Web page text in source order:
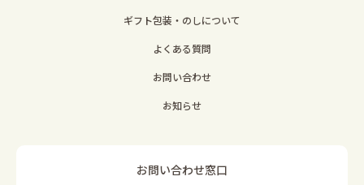
ギフト包装・のしについて
よくある質問
お問い合わせ
お知らせ
お問い合わせ窓口